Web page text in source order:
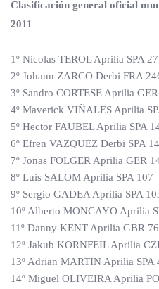
Clasificación general oficial
2011
1º Nicolas TEROL Aprilia SPA
2º Johann ZARCO Derbi FRA
3º Sandro CORTESE Aprilia
4º Maverick VIÑALES Aprilia
5º Hector FAUBEL Aprilia SPA
6º Efren VAZQUEZ Derbi SPA
7º Jonas FOLGER Aprilia GER
8º Luis SALOM Aprilia SPA 107
9º Sergio GADEA Aprilia SPA
10º Alberto MONCAYO Aprilia
11º Danny KENT Aprilia GBR 76
12º Jakub KORNFEIL Aprilia
13º Adrian MARTIN Aprilia SPA
14º Miguel OLIVEIRA Aprilia